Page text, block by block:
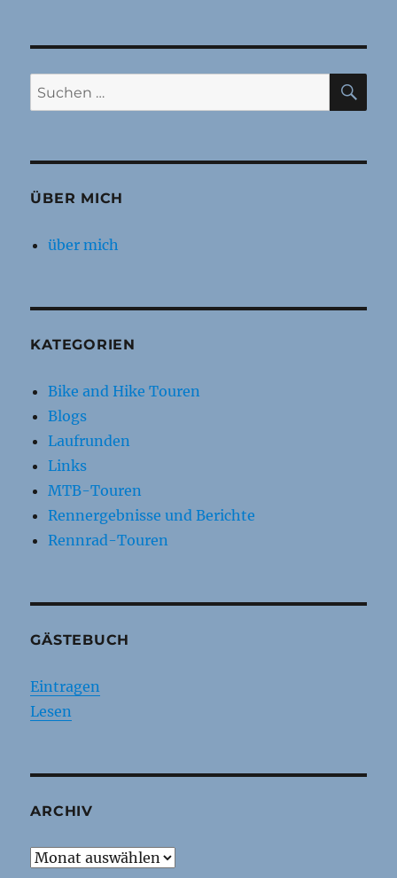
Suchen
nach:
ÜBER MICH
über mich
KATEGORIEN
Bike and Hike Touren
Blogs
Laufrunden
Links
MTB-Touren
Rennergebnisse und Berichte
Rennrad-Touren
GÄSTEBUCH
Eintragen
Lesen
ARCHIV
Archiv